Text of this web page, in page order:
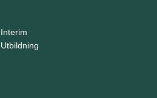
Interim
Utbildning